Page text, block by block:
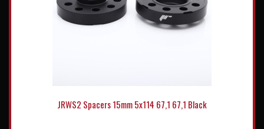
JRWS2 Spacers 15mm 5x114 67,1 67,1 Black